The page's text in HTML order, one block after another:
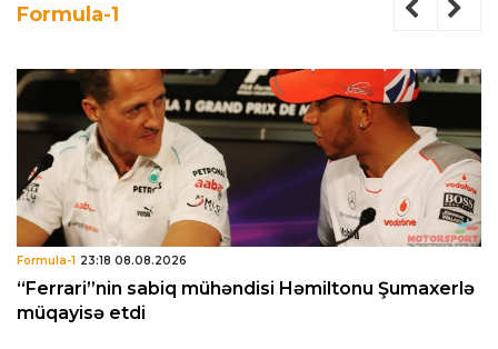
Formula-1
Formula-1 23:18 08.08.2026
“Ferrari”nin sabiq mühəndisi Həmiltonu Şumaxerlə
müqayisə etdi